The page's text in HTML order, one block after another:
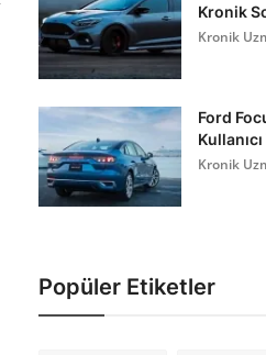
Kronik
Kronik
Ford
Kronik
Popüler Etiketler